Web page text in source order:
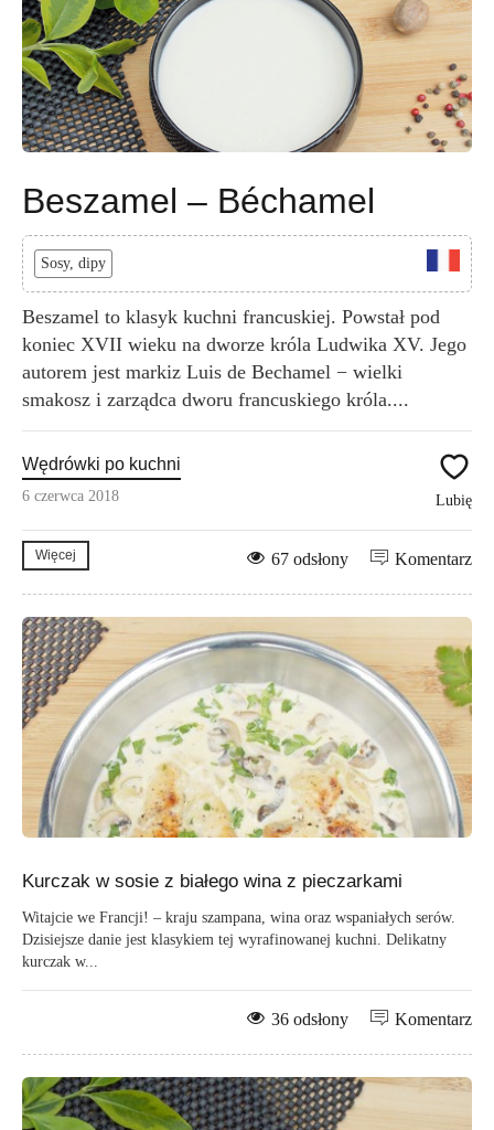
Beszamel – Béchamel
Sosy, dipy
Beszamel to klasyk kuchni francuskiej. Powstał pod
koniec XVII wieku na dworze króla Ludwika XV. Jego
autorem jest markiz Luis de Bechamel − wielki
smakosz i zarządca dworu francuskiego króla....
Wędrówki po kuchni
6 czerwca 2018 Lubię
Więcej Komentarz
67 odsłony
Kurczak w sosie z białego wina z pieczarkami
Witajcie we Francji! – kraju szampana, wina oraz wspaniałych serów.
Dzisiejsze danie jest klasykiem tej wyrafinowanej kuchni. Delikatny
kurczak w...
Komentarz
36 odsłony